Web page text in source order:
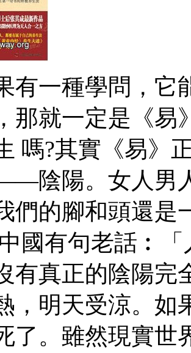
一種學問，它
那就一定是《易
嗎?其實《易》
陰陽。女人男
們的腳和頭還是
國有句老話︰
有真正的陰陽完
，明天受涼。如
了。雖然現實世